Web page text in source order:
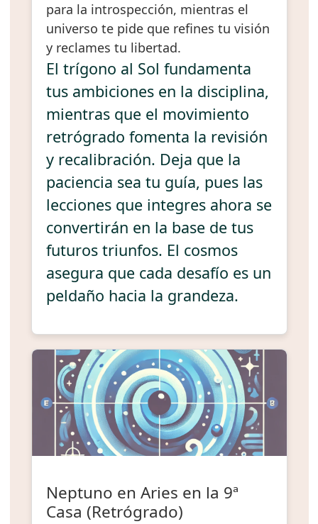
para la introspección, mientras el
universo te pide que refines tu visión
y reclames tu libertad.
El trígono al Sol fundamenta
tus ambiciones en la disciplina,
mientras que el movimiento
retrógrado fomenta la revisión
y recalibración. Deja que la
paciencia sea tu guía, pues las
lecciones que integres ahora se
convertirán en la base de tus
futuros triunfos. El cosmos
asegura que cada desafío es un
peldaño hacia la grandeza.
Neptuno en Aries en la 9ª
Casa (Retrógrado)